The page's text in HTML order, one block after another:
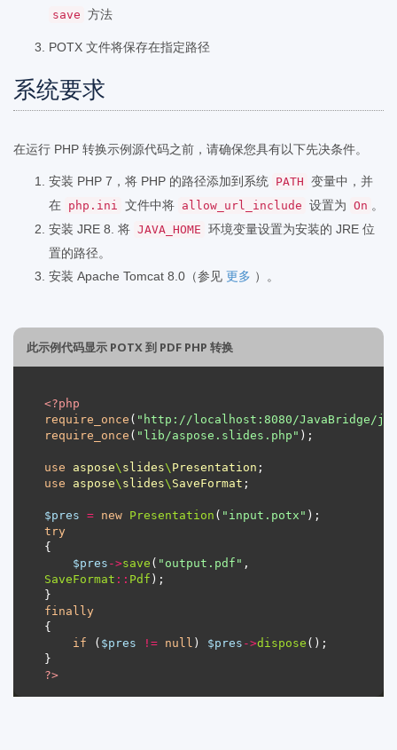
save 方法
POTX 文件将保存在指定路径
系统要求
在运行 PHP 转换示例源代码之前，请确保您具有以下先决条件。
安装 PHP 7，将 PHP 的路径添加到系统 PATH 变量中，并
在 php.ini 文件中将 allow_url_include 设置为 On 。
安装 JRE 8. 将 JAVA_HOME 环境变量设置为安装的 JRE 位
置的路径。
安装 Apache Tomcat 8.0（参见 更多 ）。
此示例代码显示 POTX 到 PDF PHP 转换
<?php
require_once ( "http://localhost:8080/JavaBridge/
require_once ( "lib/aspose.slides.php"
use aspose\ slides\ Presentation
use
aspose\ slides\ SaveFormat
$pres = new Presentation ( "input.potx"
try
$pres ->save ( "output.pdf"
SaveFormat :: Pdf
finally
if ( $pres != null ) $pres ->dispose
?>